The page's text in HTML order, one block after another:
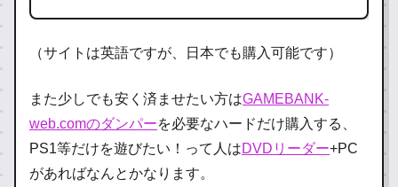
（サイトは英語ですが、日本でも購入可能です）
また少しでも安く済ませたい方はGAMEBANK-
web.comのダンパーを必要なハードだけ購入する、
PS1等だけを遊びたい！って人はDVDリーダー+PC
があればなんとかなります。